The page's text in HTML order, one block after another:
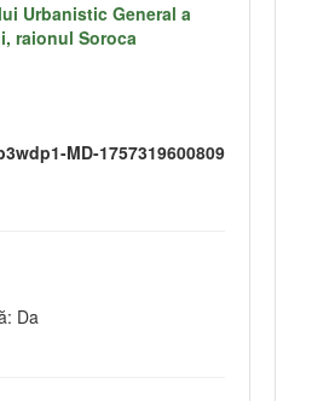
Urbanistic General a
raionul Soroca
MD-1757319600809
Da